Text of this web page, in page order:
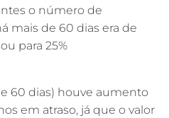
o número de
mais de 60 dias era de
para 25%
60 dias) houve aumento
em atraso, já que o valor